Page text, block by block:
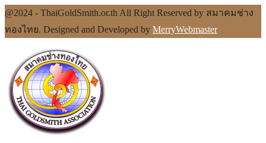
@2024 - ThaiGoldSmith.or.th All Right Reserved by สมาคมช่าง
ทองไทย. Designed and Developed by MerryWebmaster